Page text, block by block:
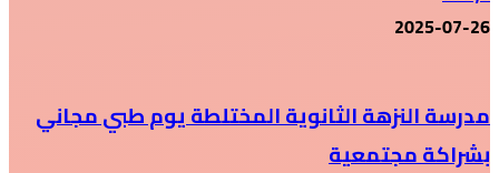
2025-07-26
مدرسة النزهة الثانوية المختلطة يوم طبي مجاني
بشراكة مجتمعية